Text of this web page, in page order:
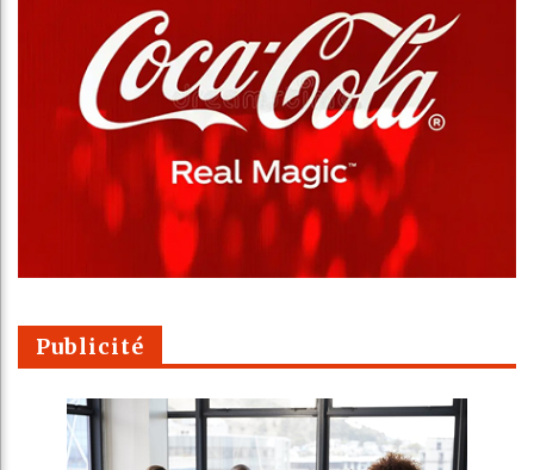
Publicité